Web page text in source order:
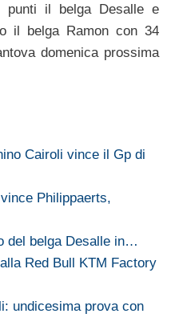
punti il belga Desalle e
il belga Ramon con 34
domenica prossima
Cairoli vince il Gp di
Philippaerts,
del belga Desalle in…
Red Bull KTM Factory
undicesima prova con